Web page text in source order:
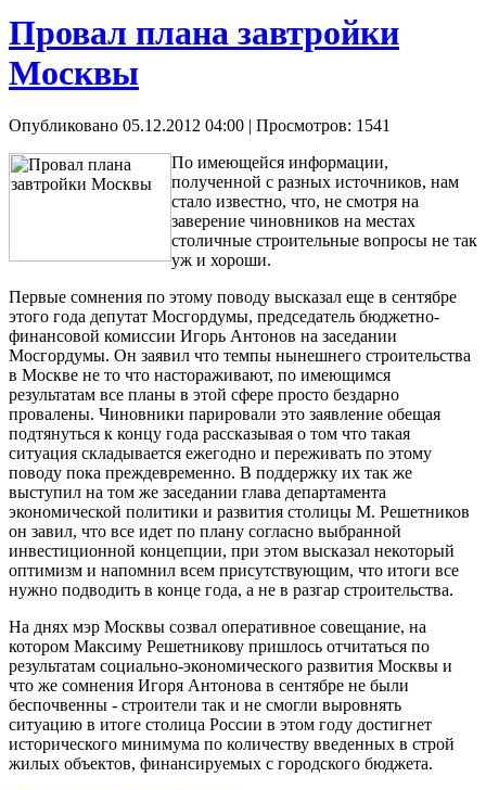
Провал плана завтройки
Москвы
Опубликовано 05.12.2012 04:00 | Просмотров: 1541
По имеющейся информации,
полученной с разных источников, нам
стало известно, что, не смотря на
заверение чиновников на местах
столичные строительные вопросы не так
уж и хороши.
Первые сомнения по этому поводу высказал еще в сентябре
этого года депутат Мосгордумы, председатель бюджетно-
финансовой комиссии Игорь Антонов на заседании
Мосгордумы. Он заявил что темпы нынешнего строительства
в Москве не то что настораживают, по имеющимся
результатам все планы в этой сфере просто бездарно
провалены. Чиновники парировали это заявление обещая
подтянуться к концу года рассказывая о том что такая
ситуация складывается ежегодно и переживать по этому
поводу пока преждевременно. В поддержку их так же
выступил на том же заседании глава департамента
экономической политики и развития столицы М. Решетников
он завил, что все идет по плану согласно выбранной
инвестиционной концепции, при этом высказал некоторый
оптимизм и напомнил всем присутствующим, что итоги все
нужно подводить в конце года, а не в разгар строительства.
На днях мэр Москвы созвал оперативное совещание, на
котором Максиму Решетникову пришлось отчитаться по
результатам социально-экономического развития Москвы и
что же сомнения Игоря Антонова в сентябре не были
беспочвенны - строители так и не смогли выровнять
ситуацию в итоге столица России в этом году достигнет
исторического минимума по количеству введенных в строй
жилых объектов, финансируемых с городского бюджета.